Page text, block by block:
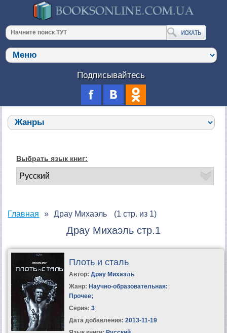
Подписывайтесь
Выбрать язык книг:
Главная Драу Михаэль (1 стр. из 1)
Драу Михаэль стр.1
Плоть и сталь
Автор: Драу Михаэль
Жанр: Научно-образовательная:
Прочее;
Серия: 3
Дата добавления: 2013-11-19